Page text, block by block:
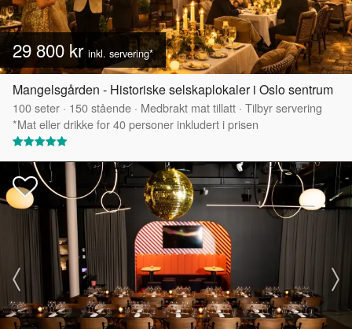
29 800 kr inkl. servering*
Mangelsgården - Historiske selskaplokaler i Oslo sentrum
100seter · 150stående · Medbrakt mat tillatt · Tilbyr servering
*Mat eller drikke for 40 personer inkludert i prisen